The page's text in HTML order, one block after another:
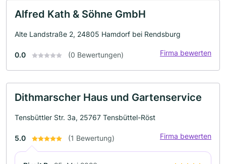
Alfred Kath & Söhne GmbH
Alte Landstraße 2, 24805 Hamdorf bei Rendsburg
0.0 (0 Bewertungen) Firma bewerten
Dithmarscher Haus und Gartenservice
Tensbüttler Str. 3a, 25767 Tensbüttel-Röst
5.0 (1 Bewertung) Firma bewerten